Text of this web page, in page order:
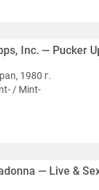
Inc. — Pucker
1980 г.
/ Mint-
— Live &